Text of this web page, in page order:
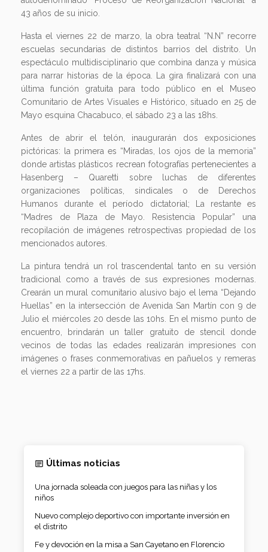
43 años de su inicio.
Hasta el viernes 22 de marzo, la obra teatral “N.N” recorre
escuelas secundarias de distintos barrios del distrito. Un
espectáculo multidisciplinario que combina danza y música
para narrar historias de la época. La gira finalizará con una
última función gratuita para todo público en el Museo
Comunitario de Artes Visuales e Histórico, situado en 25 de
Mayo esquina Chacabuco, el sábado 23 a las 18hs.
Antes de abrir el telón, inaugurarán dos exposiciones
pictóricas: la primera es “Miradas, los ojos de la memoria”
donde artistas plásticos recrean fotografías pertenecientes a
Hasenberg – Quaretti sobre luchas de diferentes
organizaciones políticas, sindicales o de Derechos
Humanos durante el período dictatorial; La restante es
“Madres de Plaza de Mayo. Resistencia Popular” una
recopilación de imágenes retrospectivas propiedad de los
mencionados autores.
La pintura tendrá un rol trascendental tanto en su versión
tradicional como a través de sus expresiones modernas.
Crearán un mural comunitario alusivo bajo el lema “Dejando
Huellas” en la intersección de Avenida San Martín con 9 de
Julio el miércoles 20 desde las 10hs. En el mismo punto de
encuentro, brindarán un taller gratuito de stencil donde
vecinos de todas las edades realizarán impresiones con
imágenes o frases conmemorativas en pañuelos y remeras
el viernes 22 a partir de las 17hs.
Últimas noticias
Una jornada soleada con juegos para las niñas y los
niños
Nuevo complejo deportivo con importante inversión en
el distrito
Fe y devoción en la misa a San Cayetano en Florencio